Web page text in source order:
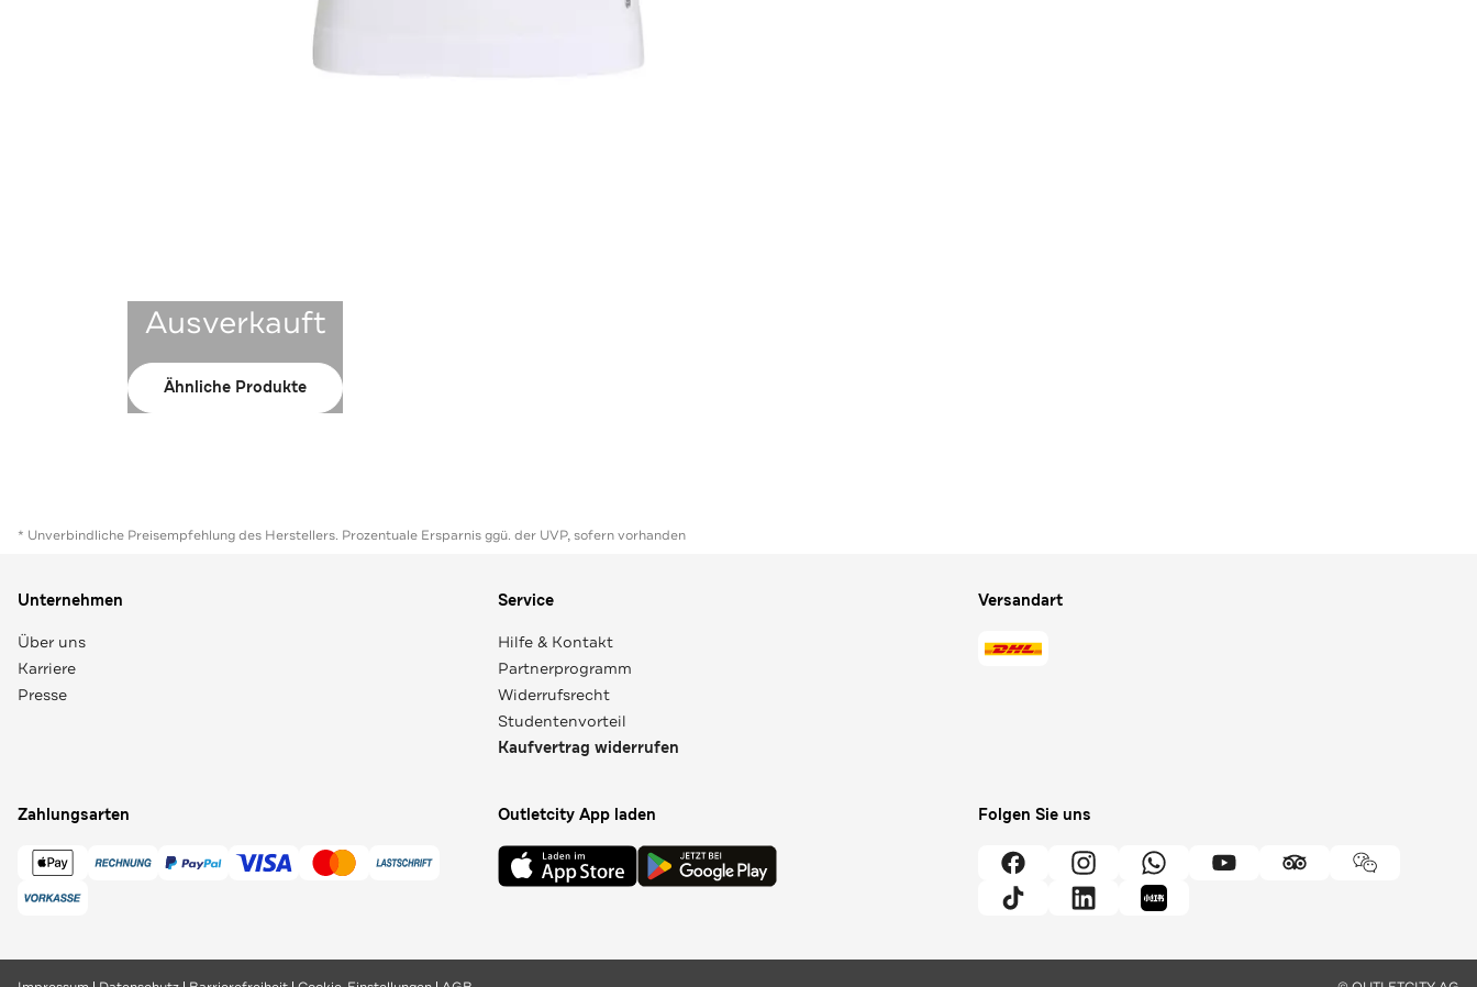
Ausverkauft
Ähnliche Produkte
* Unverbindliche Preisempfehlung des Herstellers. Prozentuale Ersparnis ggü. der UVP, sofern vorhanden
Unternehmen
Über uns
Karriere
Presse
Service
Hilfe & Kontakt
Partnerprogramm
Widerrufsrecht
Studentenvorteil
Kaufvertrag widerrufen
Versandart
Zahlungsarten Outletcity App laden Folgen Sie uns